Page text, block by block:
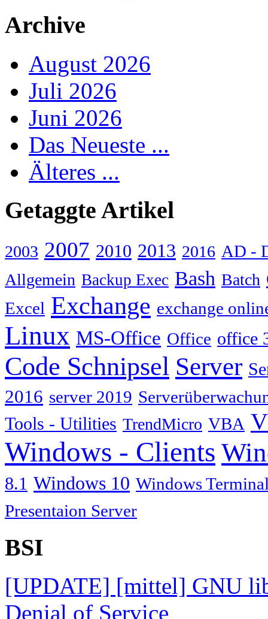
Archive
August 2026
Juli 2026
Juni 2026
Das Neueste ...
Älteres ...
Getaggte Artikel
2003 2007 2010 2013 2016 AD -
Allgemein Backup Exec Bash Batch
Excel Exchange exchange
Linux MS-Office Office office
Code Schnipsel Server
2016 server 2019
Tools - Utilities TrendMicro VBA
Windows - Clients
8.1 Windows 10 Windows
Presentaion Server
BSI
[UPDATE] [mittel] GNU
Denial of Service